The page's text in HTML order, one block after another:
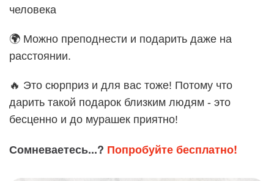
человека
🌍 Можно преподнести и подарить даже на
расстоянии.
🔥 Это сюрприз и для вас тоже! Потому что
дарить такой подарок близким людям - это
бесценно и до мурашек приятно!
Сомневаетесь...? Попробуйте бесплатно!